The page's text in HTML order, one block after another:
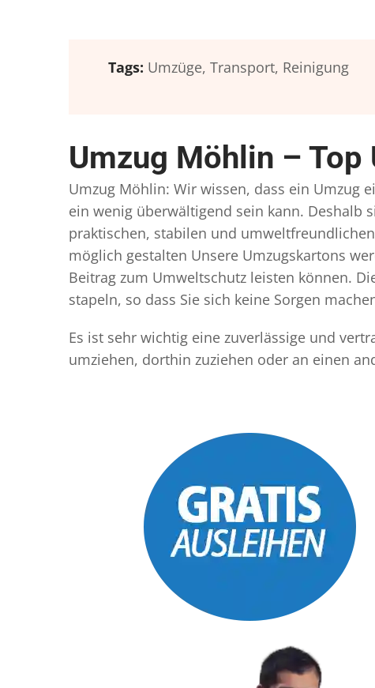
Tags: Umzüge, Transport, Reinigung
Umzug Möhlin –
Umzug Möhlin: Wir wissen, dass ein Umzug
ein wenig überwältigend sein kann. Deshalb
praktischen, stabilen und
möglich gestalten Unsere Umzugskartons
Beitrag zum Umweltschutz leisten können.
stapeln, so dass Sie sich keine Sorgen
Es ist sehr wichtig eine zuverlässige und
umziehen, dorthin zuziehen oder an einen